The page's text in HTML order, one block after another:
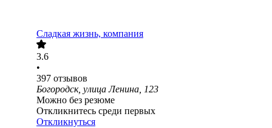
Сладкая жизнь, компания
3.6
•
397 отзывов
Богородск, улица Ленина, 123
Можно без резюме
Откликнитесь среди первых
Откликнуться